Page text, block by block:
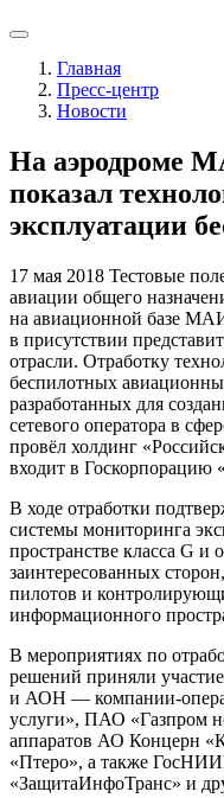
Главная
Пресс-центр
Новости
На аэродроме
показал
эксплуатации
17 мая 2018 Тестовые
авиации общего
на авиационной базе
в присутствии
отрасли. Отработку
беспилотных
разработанных для
сетевого оператора в
провёл холдинг
входит в
В ходе отработки
системы мониторинга
пространстве класса G и
заинтересованных
пилотов и
информационного
В мероприятиях по
решений приняли
и АОН — компании-
услуги», ПАО «Газпром
аппаратов АО Концерн
«Птеро», а также
«ЗащитаИнфоТранс» и